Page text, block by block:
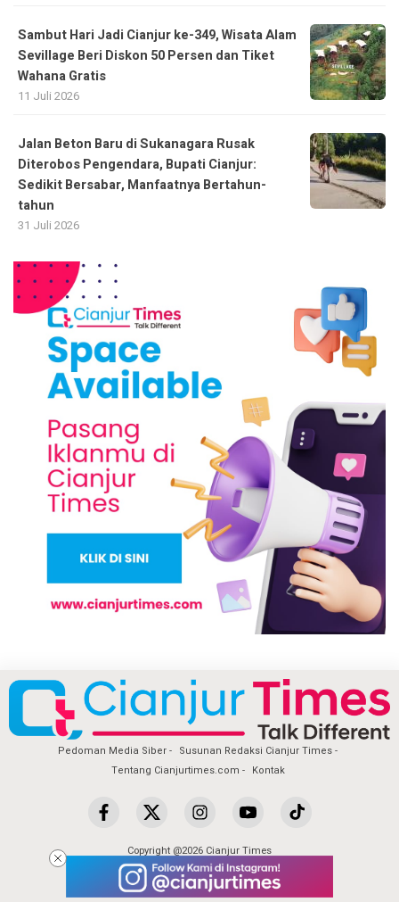
Sambut Hari Jadi Cianjur ke-349, Wisata Alam
Sevillage Beri Diskon 50 Persen dan Tiket
Wahana Gratis
11 Juli 2026
Jalan Beton Baru di Sukanagara Rusak
Diterobos Pengendara, Bupati Cianjur:
Sedikit Bersabar, Manfaatnya Bertahun-
tahun
31 Juli 2026
Pedoman Media Siber
Susunan Redaksi Cianjur Times
Tentang Cianjurtimes.com
Kontak
Copyright @2026 Cianjur Times
All Rights Reserved